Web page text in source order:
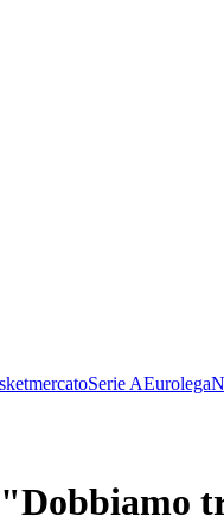
Serie AEurolega